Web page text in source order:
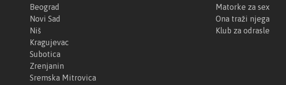
Beograd
Novi Sad
Niš
Kragujevac
Subotica
Zrenjanin
Sremska Mitrovica
Matorke za sex
Ona traži njega
Klub za odrasle